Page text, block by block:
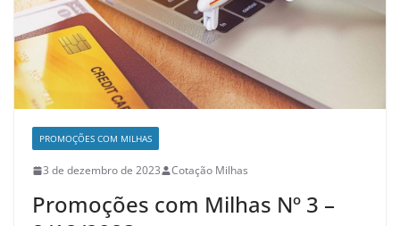
PROMOÇÕES COM MILHAS
3 de dezembro de 2023 Cotação Milhas
Promoções com Milhas Nº 3 –